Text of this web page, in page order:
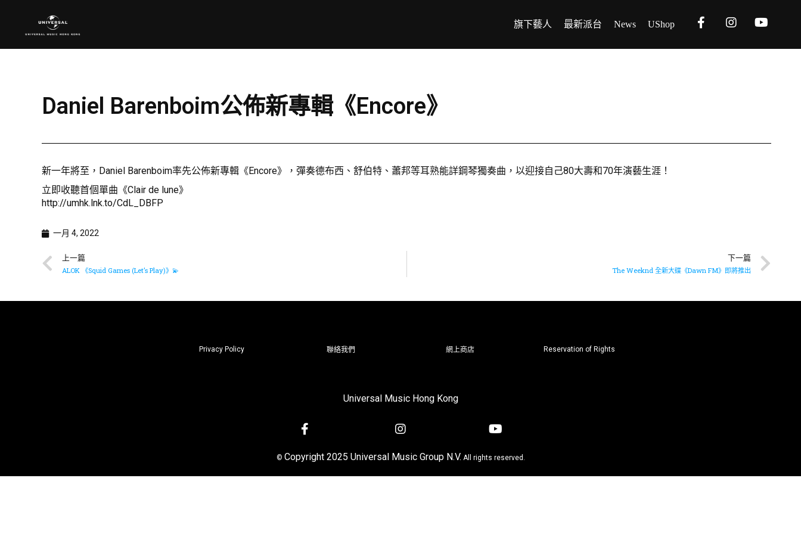
旗下藝人 最新派台 News UShop
Daniel Barenboim公佈新專輯《Encore》
新一年將至，Daniel Barenboim率先公佈新專輯《Encore》，彈奏德布西、舒伯特、蕭邦等耳熟能詳鋼琴獨奏曲，以迎接自己80大壽和70年演藝生涯！
立即收聽首個單曲《Clair de lune》
http://umhk.lnk.to/CdL_DBFP
一月 4, 2022
上一篇
ALOK 《Squid Games (Let’s Play)》💫
下一篇
The Weeknd 全新大碟《Dawn FM》即將推出
Privacy Policy 聯絡我們 網上商店 Reservation of Rights
Universal Music Hong Kong
© Copyright 2025 Universal Music Group N.V. All rights reserved.